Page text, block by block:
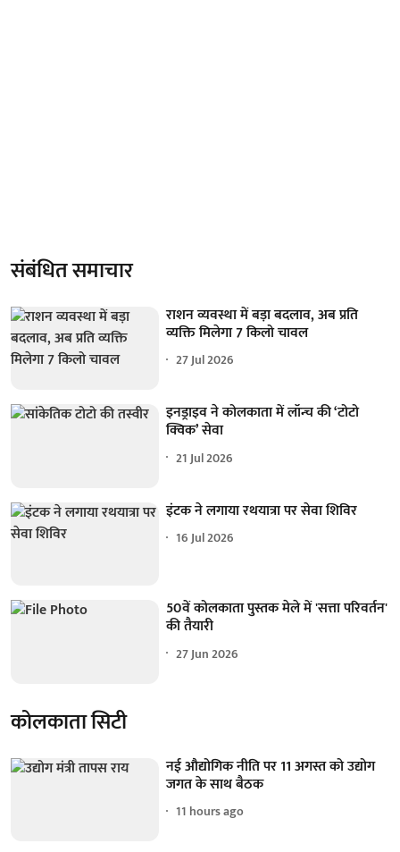
संबंधित समाचार
राशन व्यवस्था में बड़ा बदलाव, अब प्रति
व्यक्ति मिलेगा 7 किलो चावल
27 Jul 2026
इनड्राइव ने कोलकाता में लॉन्च की ‘टोटो
क्विक’ सेवा
21 Jul 2026
इंटक ने लगाया रथयात्रा पर सेवा शिविर
16 Jul 2026
50वें कोलकाता पुस्तक मेले में 'सत्ता परिवर्तन'
की तैयारी
27 Jun 2026
कोलकाता सिटी
नई औद्योगिक नीति पर 11 अगस्त को उद्योग
जगत के साथ बैठक
11 hours ago